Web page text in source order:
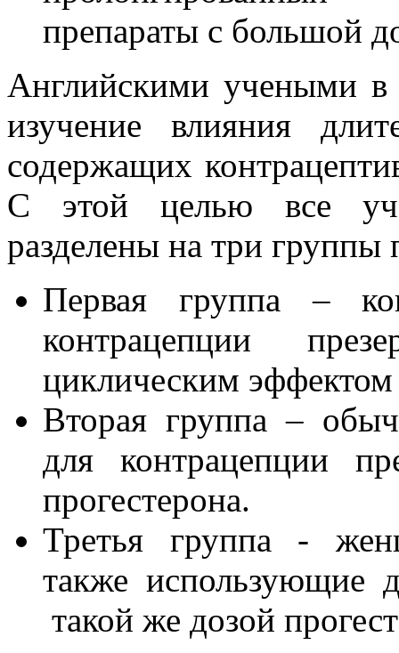
препараты с большой
Английскими учеными в
изучение влияния
содержащих
С этой целью все
разделены на три группы
Первая группа –
контрацепции
циклическим эффектом
Вторая группа –
для контрацепции
прогестерона.
Третья группа -
также использующие
такой же дозой